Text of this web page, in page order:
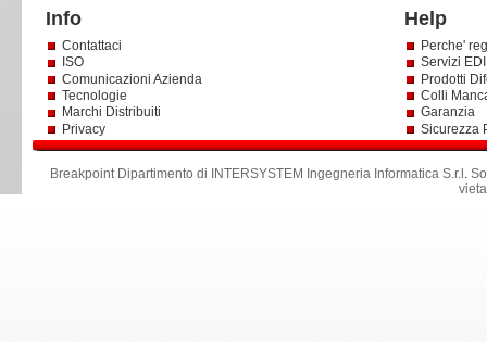
Info Help
Contattaci
ISO
Comunicazioni Azienda
Tecnologie
Marchi Distribuiti
Privacy
Perche'
Servizi
Prodotti
Colli
Garanzia
Sicurezza
Breakpoint Dipartimento di INTERSYSTEM Ingegneria Informatica S.r.l .